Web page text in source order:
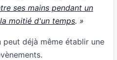
ses mains pendant un
moitié d'un temps. »
déjà même établir une